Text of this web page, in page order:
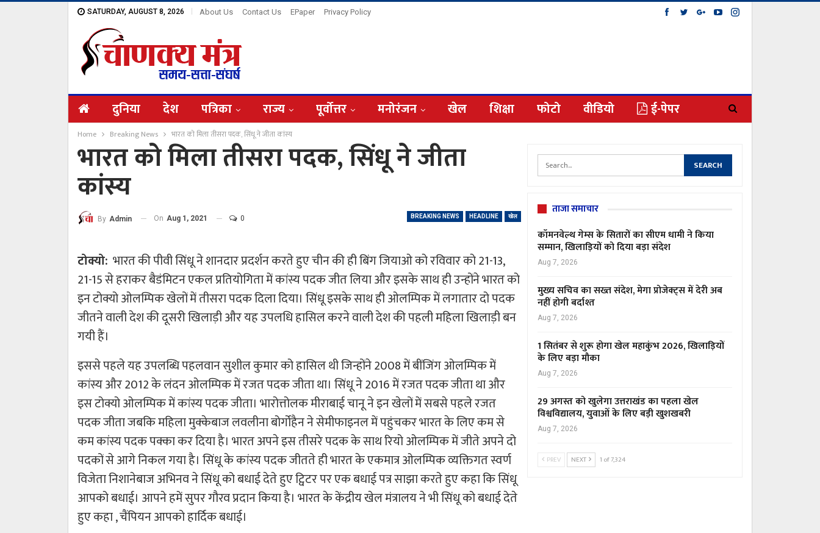
SATURDAY, AUGUST 8, 2026 About Us Contact Us EPaper Privacy Policy
दुनिया देश पत्रिका राज्य पूर्वोत्तर मनोरंजन खेल शिक्षा फोटो वीडियो ई-पेपर
Home Breaking News भारत को मिला तीसरा पदक, सिंधू ने जीता कांस्य
भारत को मिला तीसरा पदक, सिंधू ने जीता
कांस्य
BREAKING NEWS HEADLINE खेल
By Admin On Aug 1, 2021 0
टोक्यो: भारत की पीवी सिंधू ने शानदार प्रदर्शन करते हुए चीन की ही बिंग जियाओ को रविवार को 21-13,
21-15 से हराकर बैडंमिटन एकल प्रतियोगिता में कांस्य पदक जीत लिया और इसके साथ ही उन्होंने भारत को
इन टोक्यो ओलम्पिक खेलों में तीसरा पदक दिला दिया। सिंधू इसके साथ ही ओलम्पिक में लगातार दो पदक
जीतने वाली देश की दूसरी खिलाड़ी और यह उपलधि हासिल करने वाली देश की पहली महिला खिलाड़ी बन
गयी हैं।
इससे पहले यह उपलब्धि पहलवान सुशील कुमार को हासिल थी जिन्होंने 2008 में बींजिंग ओलम्पिक में
कांस्य और 2012 के लंदन ओलम्पिक में रजत पदक जीता था। सिंधू ने 2016 में रजत पदक जीता था और
इस टोक्यो ओलम्पिक में कांस्य पदक जीता। भारोत्तोलक मीराबाई चानू ने इन खेलों में सबसे पहले रजत
पदक जीता जबकि महिला मुक्केबाज लवलीना बोर्गोहैन ने सेमीफाइनल में पहुंचकर भारत के लिए कम से
कम कांस्य पदक पक्का कर दिया है। भारत अपने इस तीसरे पदक के साथ रियो ओलम्पिक में जीते अपने दो
पदकों से आगे निकल गया है। सिंधू के कांस्य पदक जीतते ही भारत के एकमात्र ओलम्पिक व्यक्तिगत स्वर्ण
विजेता निशानेबाज अभिनव ने सिंधू को बधाई देते हुए ट्विटर पर एक बधाई पत्र साझा करते हुए कहा कि सिंधू
आपको बधाई। आपने हमें सुपर गौरव प्रदान किया है। भारत के केंद्रीय खेल मंत्रालय ने भी सिंधू को बधाई देते
हुए कहा , चैंपियन आपको हार्दिक बधाई।
ताजा समाचार
कॉमनवेल्थ गेम्स के सितारों का सीएम धामी ने किया
सम्मान, खिलाड़ियों को दिया बड़ा संदेश
Aug 7, 2026
मुख्य सचिव का सख्त संदेश, मेगा प्रोजेक्ट्स में देरी अब
नहीं होगी बर्दाश्त
Aug 7, 2026
1 सितंबर से शुरू होगा खेल महाकुंभ 2026, खिलाड़ियों
के लिए बड़ा मौका
Aug 7, 2026
29 अगस्त को खुलेगा उत्तराखंड का पहला खेल
विश्वविद्यालय, युवाओं के लिए बड़ी खुशखबरी
Aug 7, 2026
PREV NEXT 1 of 7,324